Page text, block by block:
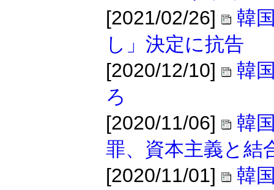
[2021/02/26]
韓
し」決定に抗告
[2020/12/10]
韓
ろ
[2020/11/06]
韓
罪、資本主義と結
[2020/11/01]
韓